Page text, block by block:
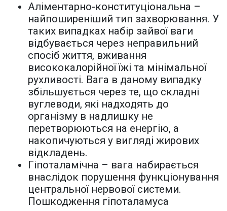
Аліментарно-конституціональна –
найпоширеніший тип захворювання. У
таких випадках набір зайвої ваги
відбувається через неправильний
спосіб життя, вживання
висококалорійної їжі та мінімальної
рухливості. Вага в даному випадку
збільшується через те, що складні
вуглеводи, які надходять до
організму в надлишку не
перетворюються на енергію, а
накопичуються у вигляді жирових
відкладень.
Гіпоталамічна – вага набирається
внаслідок порушення функціонування
центральної нервової системи.
Пошкодження гіпоталамуса